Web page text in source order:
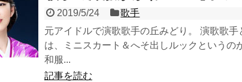
2019/5/24
歌手
元アイドルで演歌歌手の丘みどり。 演歌歌
は、ミニスカート＆へそ出しルックというの
和服...
記事を読む